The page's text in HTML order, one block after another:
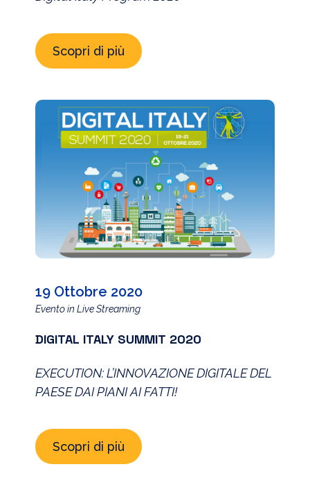
Scopri di più
19 Ottobre 2020
Evento in Live Streaming
DIGITAL ITALY SUMMIT 2020
EXECUTION: L’INNOVAZIONE DIGITALE DEL
PAESE DAI PIANI AI FATTI!
Scopri di più